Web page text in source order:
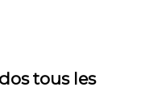
tous les